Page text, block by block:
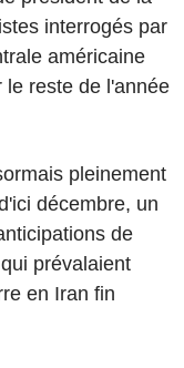
interrogés par
américaine
le reste de l'année
pleinement
décembre, un
de
prévalaient
en Iran fin